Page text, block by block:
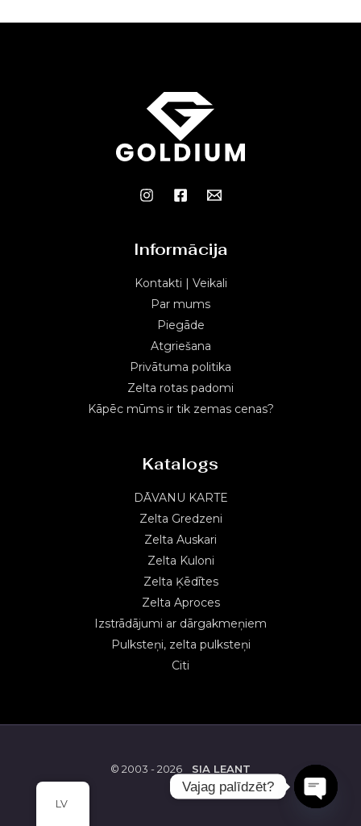
Informācija
Kontakti | Veikali
Par mums
Piegāde
Atgriešana
Privātuma politika
Zelta rotas padomi
Kāpēc mūms ir tik zemas cenas?
Katalogs
DĀVANU KARTE
Zelta Gredzeni
Zelta Auskari
Zelta Kuloni
Zelta Ķēdītes
Zelta Aproces
Izstrādājumi ar dārgakmeņiem
Pulksteņi, zelta pulksteņi
Citi
© 2003 - 2026 SIA LEANT
LV
Vajag palīdzēt?